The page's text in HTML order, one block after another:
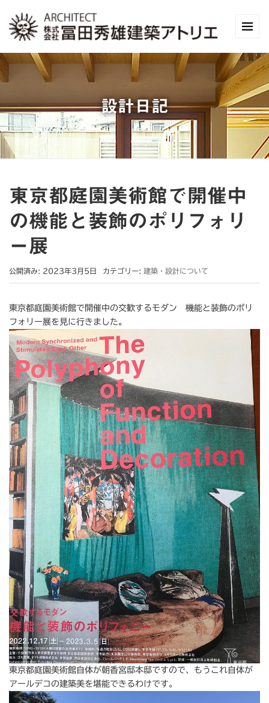
設計日記
東京都庭園美術館で開催中
の機能と装飾のポリフォリ
ー展
公開済み: 2023年3月5日 カテゴリー: 建築・設計について
東京都庭園美術館で開催中の交歓するモダン 機能と装飾のポリ
フォリー展を見に行きました。
東京都庭園美術館自体が朝香宮邸本邸ですので、もうこれ自体が
アールデコの建築美を堪能できるわけです。